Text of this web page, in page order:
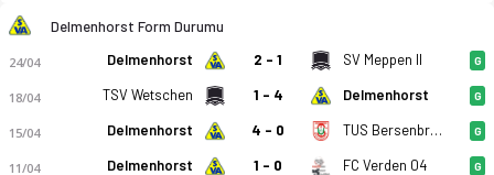
Delmenhorst Form Durumu
24/04 Delmenhorst 2 - 1 SV Meppen II G
18/04 TSV Wetschen 1 - 4 Delmenhorst G
15/04 Delmenhorst 4 - 0 TUS Bersenbruck G
11/04 Delmenhorst 1 - 0 FC Verden 04 G